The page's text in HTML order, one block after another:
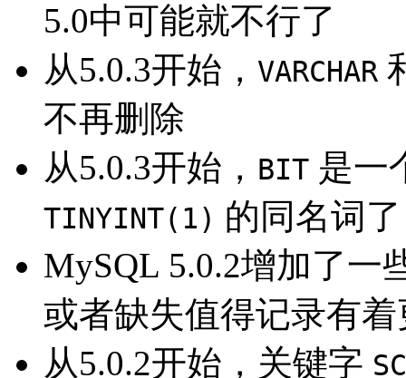
5.0中可能就不行了
从5.0.3开始， VARCHAR
不再删除
从5.0.3开始， BIT 是一
TINYINT(1) 的同名词了
MySQL 5.0.2增加了一
或者缺失值得记录有
从5.0.2开始，关键字